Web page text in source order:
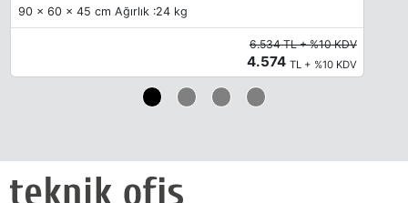
90 x 60 x 45 cm Ağırlık :24 kg
6.534 TL + %10 KDV
4.574 TL + %10 KDV